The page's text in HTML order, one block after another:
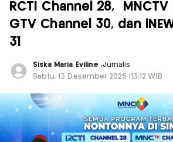
RCTI Channel 28,
GTV Channel 30, dan
31
Siska Maria Eviline ,Jurnalis
Sabtu, 13 Desember 2025 |13:12 WIB